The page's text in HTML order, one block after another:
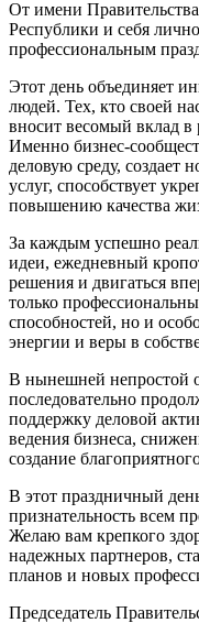
От имени
Республики и себя
профессиональным
Этот день объединяет
людей. Тех, кто своей
вносит весомый вклад в
Именно бизнес-
деловую среду, создает
услуг, способствует
повышению качества
За каждым успешно
идеи, ежедневный
решения и двигаться
только
способностей, но и
энергии и веры в
В нынешней непростой
последовательно
поддержку деловой
ведения бизнеса,
создание
В этот праздничный
признательность всем
Желаю вам крепкого
надежных партнеров,
планов и новых
Председатель